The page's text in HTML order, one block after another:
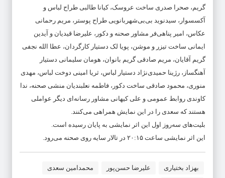
گریم، صحرا ‌صدری ساخت عروسک، کیانا ‌طالبی طراح لباس و
آکسسوار، سیدنوید بی‌بی‌شهربانویی طراح پوستر، مریم رحمانی
عکاس، امیر ‌پناهی‌فر مشاور صحنه و دکور، علیرضا قیدیان و آیدین
ایمانی ساخت تیزر و موشن، پویا لک دستیار کارگردان، عطا الله نجفی
گریم آقایان، مریم صادقی گریم بانوان، هومان سلیمانی دستیار
آهنگساز، رژینا حمیدی‌نژاد دستیار لباس، ثریا امینی دوخت لباس، مهدی
منوری، محمود ‌صادقی ساخت دکور، فاطمه ‌نعلبندیان منشی صحنه، ندا
کاوندی روابط عمومی و علی ‌کیهانی مشاور رسانه‌ای دیگر عواملی
هستند که سعدی را در این نمایش همراهی می‌کنند.
بلیت‌های سه‌روز اول این اثر نمایشی به پایان رسیده است.
این اثر نمایشی ساعت ۲۰:۱۵ در تالار سایه روی صحنه می‌رود.
بهزاد ‌بختیاری علیرضا ‌حسن‌پور محمدامین سعدی